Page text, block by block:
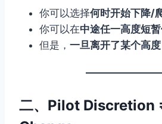
你可以选择何时开始下降/
你可以在中途任一高度短
但是， 一旦离开了某个高
二、Pilot Discretion